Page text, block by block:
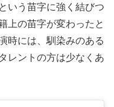
いう苗字に強く結びつ
上の苗字が変わったと
時には、馴染みのある
レントの方は少なくあ